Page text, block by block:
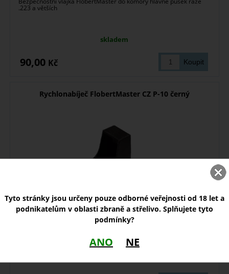
.223 a větších
skladem
90,00 Kč
Rychlonabíječ FlobertMaster CZ P-10 černý
Plnička nábojů FlobertMaster pro CZ P-10, Beretta 92
Tyto stránky jsou určeny pouze odborné veřejnosti od 18 let a
podnikatelům v oblasti zbraně a střelivo. Splňujete tyto
podmínky?
ANO NE